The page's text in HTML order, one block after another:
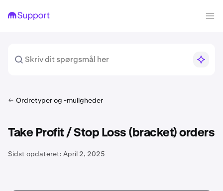
Ordretyper og -muligheder
Take Profit / Stop Loss (bracket) orders
Sidst opdateret: April 2, 2025